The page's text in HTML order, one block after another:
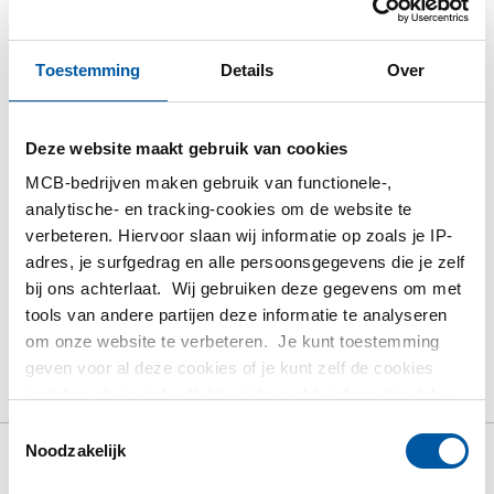
Toestemming Details Over
Deze website maakt gebruik van cookies
MCB-bedrijven maken gebruik van functionele-,
analytische- en tracking-cookies om de website te
verbeteren. Hiervoor slaan wij informatie op zoals je IP-
adres, je surfgedrag en alle persoonsgegevens die je zelf
bij ons achterlaat. Wij gebruiken deze gegevens om met
tools van andere partijen deze informatie te analyseren
om onze website te verbeteren. Je kunt toestemming
geven voor al deze cookies of je kunt zelf de cookies
partijen waarmee wij samenwerken vind je in ons
Toestemmingsselectie
Noodzakelijk
Gelieve in te loggen om te bestellen
Bestel met uw eigen artikelnummers
Calculeren met actuele MCB-prijzen
Volg uw order via Track&Trace
Product Product omschrijving Bruto prijslijst
Downloads Specificaties